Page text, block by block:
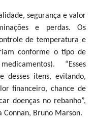
segurança e valor
e perdas. Os
de temperatura e
conforme o tipo de
“Esses
desses itens, evitando,
financeiro, chance de
doenças no rebanho”,
Bruno Marson.